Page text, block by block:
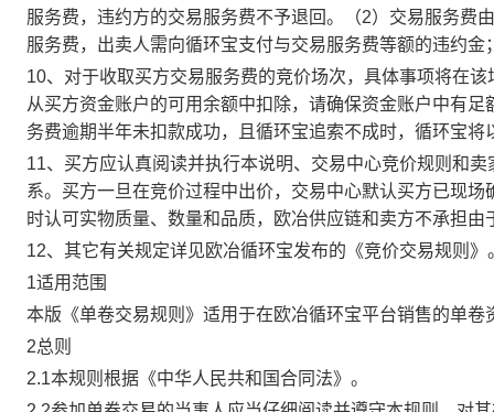
服务费，违约方的交易服务费不予退回。（2）交易服务费
服务费，出卖人需向循环宝支付与交易服务费等额的违约
10、对于收取买方交易服务费的竞价场次，具体事项将在
从买方资金账户的可用余额中扣除，请确保资金账户中有
务费逾期半年未扣款成功，且循环宝追索不成时，循环宝将
11、买方应认真阅读并执行本说明、交易中心竞价规则和
系。买方一旦在竞价过程中出价，交易中心默认买方已现
时认可实物质量、数量和品质，欧冶供应链和卖方不承担由
12、其它有关规定详见欧冶循环宝发布的《竞价交易规则》
1适用范围
本版《单卷交易规则》适用于在欧冶循环宝平台销售的单卷
2总则
2.1本规则根据《中华人民共和国合同法》。